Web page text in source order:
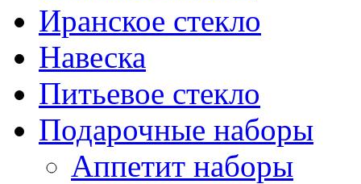
Иранское стекло
Навеска
Питьевое стекло
Подарочные наборы
Аппетит наборы